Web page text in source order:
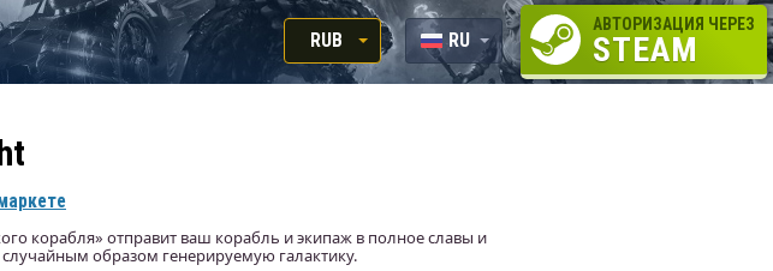
RUB
RUB
RU
EN
АВТОРИЗАЦИЯ ЧЕРЕЗ
STEAM
корабля» отправит ваш корабль и экипаж в полное славы и
образом генерируемую галактику.